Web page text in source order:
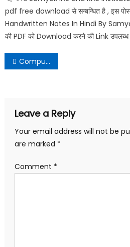
pdf free download से सन्बन्धित है , इस
Handwritten Notes In Hindi By
की PDF को Download करने की Link उपलब्ध
Computer Handwritten Notes PDF | कम्प्यूटर हस्तलिखित नोट्स
Leave a Reply
Your email address will not be
are marked *
Comment *